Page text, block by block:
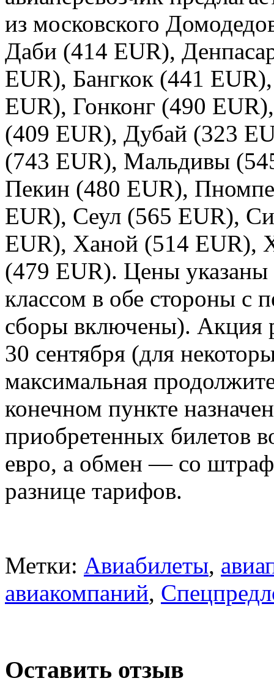
из московского
Даби (414 EUR),
EUR), Бангкок (441
EUR), Гонконг (490
(409 EUR), Дубай (323
(743 EUR), Мальдивы
Пекин (480 EUR),
EUR), Сеул (565 EUR),
EUR), Ханой (514
(479 EUR). Цены указаны
классом в обе стороны с
сборы включены). Акция
30 сентября (для
максимальная
конечном пункте
приобретенных билетов
евро, а обмен — со
разнице тарифов.
Метки: Авиабилеты,
авиакомпаний,
Оставить отзыв